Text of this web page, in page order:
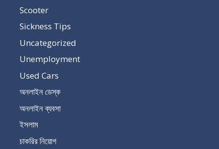
Scooter
Sickness Tips
Uncategorized
Unemployment
Used Cars
অনলাইন ডেস্ক
অনলাইন ব্যবসা
ইসলাম
চাকরির নিয়োগ